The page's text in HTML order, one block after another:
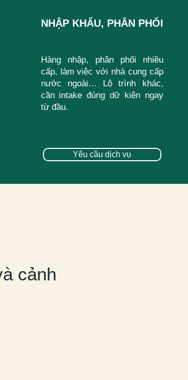
NHẬP KHẨU, PHÂN PHỐI
Hàng nhập, phân phối nhiều
cấp, làm việc với nhà cung cấp
nước ngoài… Lộ trình khác,
cần intake đúng dữ kiện ngay
từ đầu.
Yêu cầu dịch vụ
cảnh